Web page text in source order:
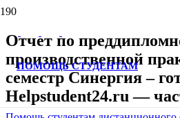
ПОМОЩЬ СТУДЕНТАМ
Отчет по
производственной
семестр Синергия –
Helpstudent24.ru —